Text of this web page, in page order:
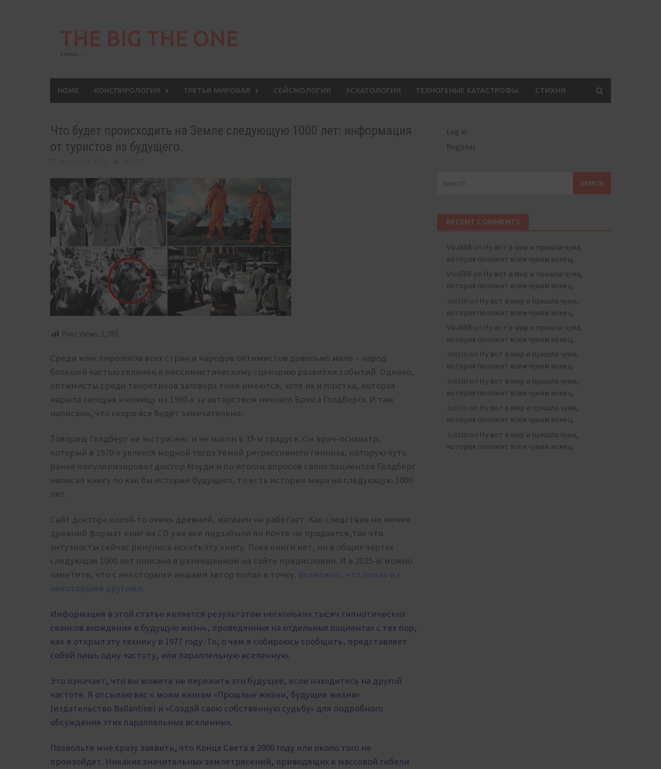
THE BIG THE ONE
HOME КОНСПИРОЛОГИЯ ТРЕТЬЯ МИРОВАЯ СЕЙСМОЛОГИЯ ЭСХАТОЛОГИЯ ТЕХНОГЕНЫЕ КАТАСТРОФЫ. СТИХИЯ
Что будет происходить на Земле следующую 1000 лет: информация
от туристов из будущего.
Post Views: 1,785
Среди конспирологов всех стран и народов оптимистов довольно мало – народ
большей частью склонен к пессимистическому сценарию развития событий. Однако,
оптимисты среди теоретиков заговора тоже имеются, хотя их и горстка, которая
нарыла сегодня книжицу из 1990-х за авторством некоего Брюса Голдберга. И там
написано, что скоро все будет замечательно.
Товарищ Голдберг не экстрасенс и не масон в 33-м градусе. Он врач-психиатр,
который в 1970-х увлекся модной тогда темой регрессивного гипноза, которую чуть
ранее популяризировал доктор Моуди и по итогам опросов своих пациентов Голдберг
написал книгу по как бы истории будущего, то есть истории мира на следующую 1000
лет.
Сайт доктора какой-то очень древний, магазин не работает. Как следствие не менее
древний формат книг на CD уже все подзабыли по почте не продается,так что
энтузиасты сейчас ринулись искать эту книгу. Пока книги нет, но в общих чертах
следующая 1000 лет описана в размещенном на сайте предисловии. И в 2025-м можно
заметить, что с некоторыми вещами автор попал в точку. Возможно, что попал и с
некоторыми другими:
Информация в этой статье является результатом нескольких тысяч гипнотических
сеансов вхождения в будущую жизнь, проведенных на отдельных пациентах с тех пор,
как я открыл эту технику в 1977 году. То, о чем я собираюсь сообщить, представляет
собой лишь одну частоту, или параллельную вселенную.
Это означает, что вы можете не пережить это будущее, если находитесь на другой
частоте. Я отсылаю вас к моим книгам «Прошлые жизни, будущие жизни»
(издательство Ballantine) и «Создай свою собственную судьбу» для подробного
обсуждения этих параллельных вселенных.
Позвольте мне сразу заявить, что Конца Света в 2000 году или около того не
произойдет. Никаких значительных землетрясений, приводящих к массовой гибели
Log in
Register
for:
RECENT COMMENTS
Viva888 on Ну вот в мир и пришла чума,
которая положит всем чумам конец.
Viva888 on Ну вот в мир и пришла чума,
которая положит всем чумам конец.
Justin on Ну вот в мир и пришла чума,
которая положит всем чумам конец.
Viva888 on Ну вот в мир и пришла чума,
которая положит всем чумам конец.
Justin on Ну вот в мир и пришла чума,
которая положит всем чумам конец.
Justin on Ну вот в мир и пришла чума,
которая положит всем чумам конец.
Justin on Ну вот в мир и пришла чума,
которая положит всем чумам конец.
Justin on Ну вот в мир и пришла чума,
которая положит всем чумам конец.